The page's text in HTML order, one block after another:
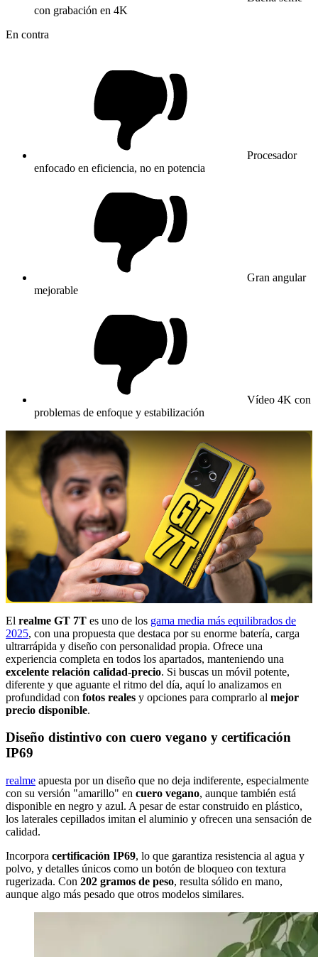
con grabación en 4K
En contra
Procesador
enfocado en eficiencia, no en potencia
Gran angular
mejorable
Vídeo 4K con
problemas de enfoque y estabilización
El realme GT 7T es uno de los gama media más equilibrados de
2025, con una propuesta que destaca por su enorme batería, carga
ultrarrápida y diseño con personalidad propia. Ofrece una
experiencia completa en todos los apartados, manteniendo una
excelente relación calidad-precio. Si buscas un móvil potente,
diferente y que aguante el ritmo del día, aquí lo analizamos en
profundidad con fotos reales y opciones para comprarlo al mejor
precio disponible.
Diseño distintivo con cuero vegano y certificación
IP69
realme apuesta por un diseño que no deja indiferente, especialmente
con su versión "amarillo" en cuero vegano, aunque también está
disponible en negro y azul. A pesar de estar construido en plástico,
los laterales cepillados imitan el aluminio y ofrecen una sensación de
calidad.
Incorpora certificación IP69, lo que garantiza resistencia al agua y
polvo, y detalles únicos como un botón de bloqueo con textura
rugerizada. Con 202 gramos de peso, resulta sólido en mano,
aunque algo más pesado que otros modelos similares.